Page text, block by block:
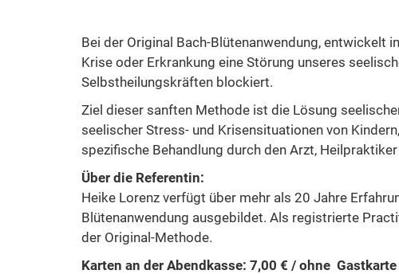
Bei der Original Bach-Blütenanwendung, entwickelt
Krise oder Erkrankung eine Störung unseres
Selbstheilungskräften blockiert.
Ziel dieser sanften Methode ist die Lösung
seelischer Stress- und Krisensituationen von
spezifische Behandlung durch den Arzt,
Über die Referentin:
Heike Lorenz verfügt über mehr als 20 Jahre
Blütenanwendung ausgebildet. Als registrierte
der Original-Methode.
Karten an der Abendkasse: 7,00 € / ohne Gastkarte